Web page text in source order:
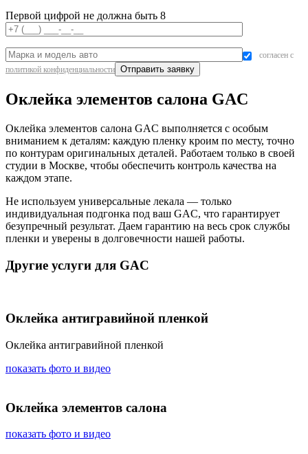
Первой цифрой не должна быть 8
согласен с
политикой конфиденциальности
Оклейка элементов салона GAC
Оклейка элементов салона GAC выполняется с особым
вниманием к деталям: каждую пленку кроим по месту, точно
по контурам оригинальных деталей. Работаем только в своей
студии в Москве, чтобы обеспечить контроль качества на
каждом этапе.
Не используем универсальные лекала — только
индивидуальная подгонка под ваш GAC, что гарантирует
безупречный результат. Даем гарантию на весь срок службы
пленки и уверены в долговечности нашей работы.
Другие услуги для GAC
Оклейка антигравийной пленкой
Оклейка антигравийной пленкой
показать фото и видео
Оклейка элементов салона
показать фото и видео